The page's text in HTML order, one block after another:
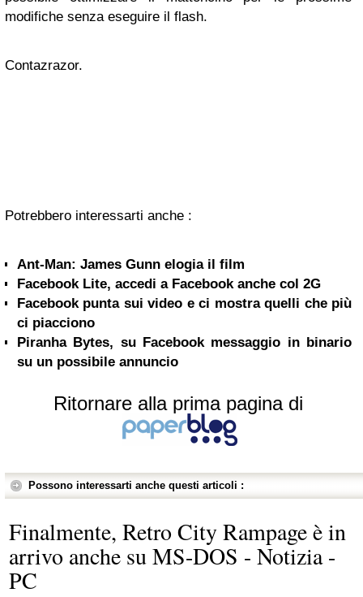
modifiche senza eseguire il flash.
Contazrazor.
Potrebbero interessarti anche :
Ant-Man: James Gunn elogia il film
Facebook Lite, accedi a Facebook anche col 2G
Facebook punta sui video e ci mostra quelli che più
ci piacciono
Piranha Bytes, su Facebook messaggio in binario
su un possibile annuncio
Ritornare alla prima pagina di
Possono interessarti anche questi articoli :
Finalmente, Retro City Rampage è in
arrivo anche su MS-DOS - Notizia -
PC